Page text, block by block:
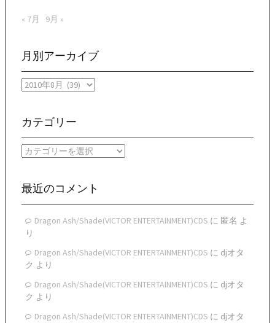
« 7月 9月 »
月別アーカイブ
月
ー
イ
ブ
カテゴリー
カ
リ
最近のコメント
Dragon Ash/Shade(VICTOR ENTERTAINMENT)CDS に 匿名 よ
り
Dragon Ash/Shade(VICTOR ENTERTAINMENT)CDS に djオタ
ク より
Dragon Ash/Shade(VICTOR ENTERTAINMENT)CDS に djオタ
ク より
Dragon Ash/Shade(VICTOR ENTERTAINMENT)CDS に djオタ